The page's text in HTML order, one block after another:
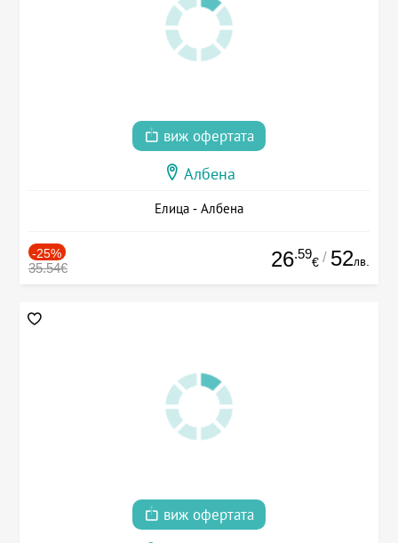
виж офертата
Албена
Елица - Албена
-25%
35.54€ 26.59
€ / 52лв.
виж офертата